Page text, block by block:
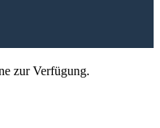
zur Verfügung.